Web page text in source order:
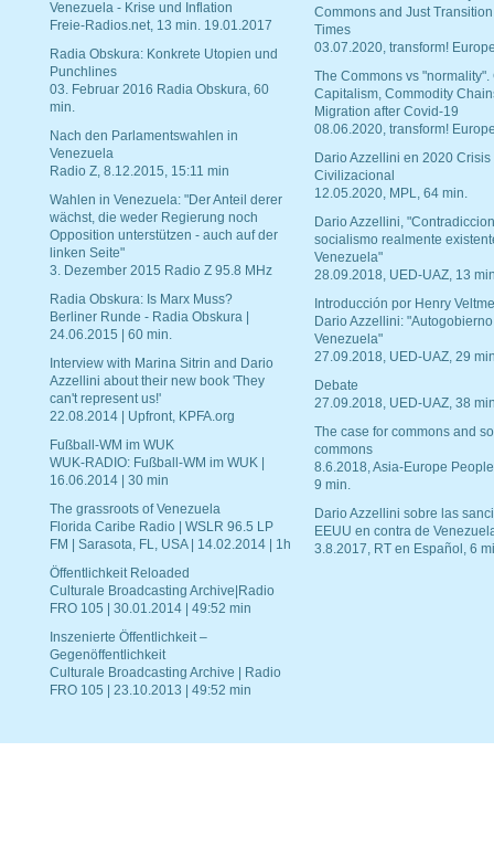
Venezuela - Krise und Inflation
Freie-Radios.net, 13 min. 19.01.2017
Radia Obskura: Konkrete Utopien und
Punchlines
03. Februar 2016 Radia Obskura, 60
min.
Nach den Parlamentswahlen in
Venezuela
Radio Z, 8.12.2015, 15:11 min
Wahlen in Venezuela: "Der Anteil derer
wächst, die weder Regierung noch
Opposition unterstützen - auch auf der
linken Seite"
3. Dezember 2015 Radio Z 95.8 MHz
Radia Obskura: Is Marx Muss?
Berliner Runde - Radia Obskura |
24.06.2015 | 60 min.
Interview with Marina Sitrin and Dario
Azzellini about their new book 'They
can't represent us!'
22.08.2014 | Upfront, KPFA.org
Fußball-WM im WUK
WUK-RADIO: Fußball-WM im WUK |
16.06.2014 | 30 min
The grassroots of Venezuela
Florida Caribe Radio | WSLR 96.5 LP
FM | Sarasota, FL, USA | 14.02.2014 | 1h
Öffentlichkeit Reloaded
Culturale Broadcasting Archive|Radio
FRO 105 | 30.01.2014 | 49:52 min
Inszenierte Öffentlichkeit –
Gegenöffentlichkeit
Culturale Broadcasting Archive | Radio
FRO 105 | 23.10.2013 | 49:52 min
Commons and Just
Times
03.07.2020, transform!
The Commons vs "normality".
Capitalism, Commodity
Migration after Covid-19
08.06.2020, transform!
Dario Azzellini en 2020 Crisis
Civilizacional
12.05.2020, MPL, 64 min.
Dario Azzellini,
socialismo realmente
Venezuela"
28.09.2018, UED-UAZ, 13
Introducción por Henry
Dario Azzellini:
Venezuela"
27.09.2018, UED-UAZ, 29
Debate
27.09.2018, UED-UAZ, 38
The case for commons and
commons
8.6.2018, Asia-Europe
9 min.
Dario Azzellini sobre las
EEUU en contra de
3.8.2017, RT en Español, 6